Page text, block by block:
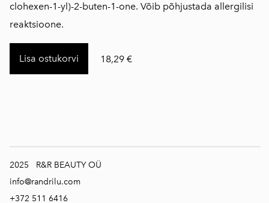
clohexen-1-yl)-2-buten-1-one. Võib põhjustada allergilisi
reaktsioone.
Lisa ostukorvi 18,29 €
2025 R&R BEAUTY OÜ
info@randrilu.com
+372 511 6416